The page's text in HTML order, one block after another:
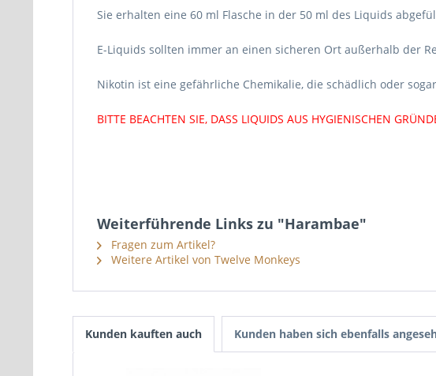
Sie erhalten eine 60 ml Flasche in der 50 ml des Liquids
E-Liquids sollten immer an einen sicheren Ort außerhalb der
Nikotin ist eine gefährliche Chemikalie, die schädlich oder
BITTE BEACHTEN SIE, DASS LIQUIDS AUS HYGIENISCHEN
Weiterführende Links zu "Harambae"
Fragen zum Artikel?
Weitere Artikel von Twelve Monkeys
Kunden kauften auch Kunden haben sich ebenfalls